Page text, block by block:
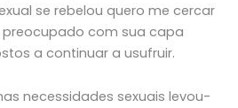
se rebelou quero me cercar
com sua capa
a continuar a usufruir.
necessidades sexuais levou-